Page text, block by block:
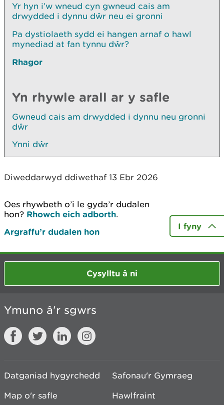
Yr hyn i’w wneud cyn gwneud cais am
drwydded i dynnu dŵr neu ei gronni
Pa dystiolaeth sydd ei hangen arnaf o hawl
mynediad at fan tynnu dŵr?
Rhagor
Yn rhywle arall ar y safle
Gwneud cais am drwydded i dynnu neu gronni
dŵr
Ynni dŵr
Diweddarwyd ddiwethaf 13 Ebr 2026
Oes rhywbeth o’i le gyda’r dudalen
hon? Rhowch eich adborth.
Argraffu’r dudalen hon
I fyny
Cysylltu â ni
Ymuno â'r sgwrs
Datganiad hygyrchedd
Safonau'r Gymraeg
Map o'r safle
Hawlfraint